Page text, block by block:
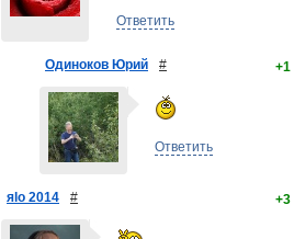
Ответить
Одиноков Юрий # +1
Ответить
яlo 2014 # +3